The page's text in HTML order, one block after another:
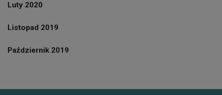
Luty 2020
Listopad 2019
Październik 2019